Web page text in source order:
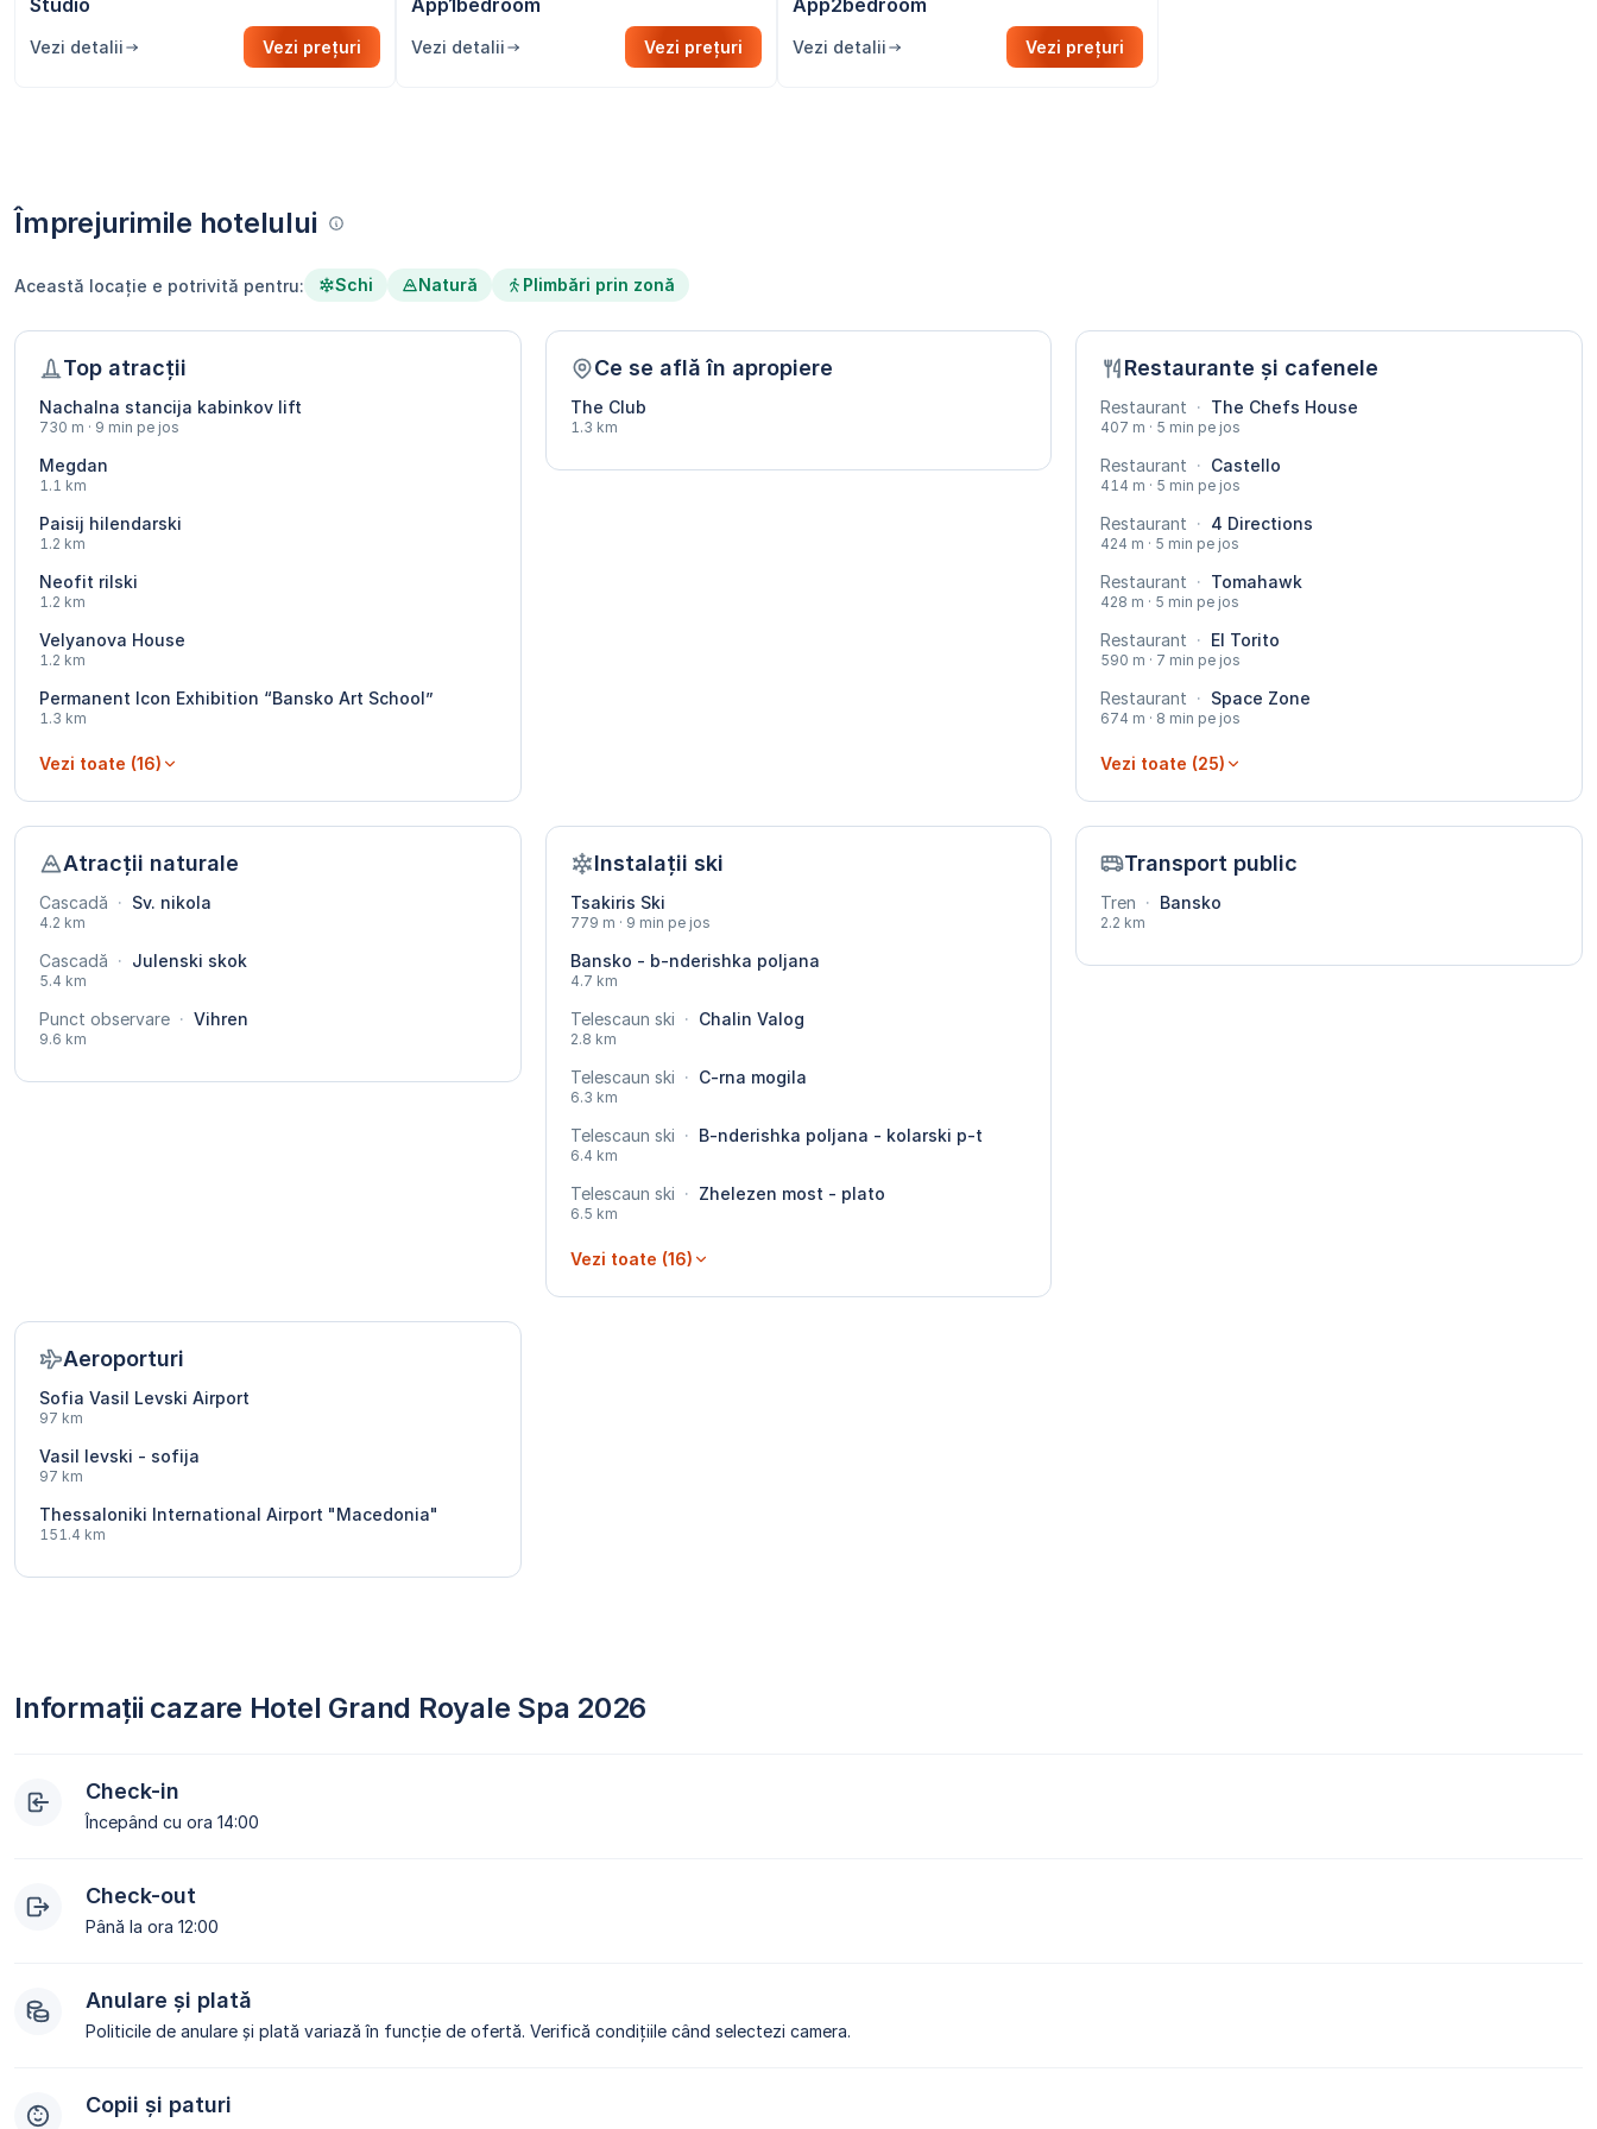
Studio
Vezi detalii Vezi prețuri
App1bedroom
Vezi detalii Vezi prețuri
App2bedroom
Vezi detalii Vezi prețuri
Împrejurimile hotelului
Această locație e potrivită pentru: Schi Natură Plimbări prin zonă
Top atracții
Nachalna stancija kabinkov lift
730 m · 9 min pe jos
Megdan
1.1 km
Paisij hilendarski
1.2 km
Neofit rilski
1.2 km
Velyanova House
1.2 km
Permanent Icon Exhibition “Bansko Art School”
1.3 km
Vezi toate (16)
Ce se află în apropiere
The Club
1.3 km
Restaurante și cafenele
Restaurant · The Chefs House
407 m · 5 min pe jos
Restaurant · Castello
414 m · 5 min pe jos
Restaurant · 4 Directions
424 m · 5 min pe jos
Restaurant · Tomahawk
428 m · 5 min pe jos
Restaurant · El Torito
590 m · 7 min pe jos
Restaurant · Space Zone
674 m · 8 min pe jos
Vezi toate (25)
Atracții naturale
Cascadă · Sv. nikola
4.2 km
Cascadă · Julenski skok
5.4 km
Punct observare · Vihren
9.6 km
Instalații ski
Tsakiris Ski
779 m · 9 min pe jos
Bansko - b-nderishka poljana
4.7 km
Telescaun ski · Chalin Valog
2.8 km
Telescaun ski · C-rna mogila
6.3 km
Telescaun ski · B-nderishka poljana - kolarski p-t
6.4 km
Telescaun ski · Zhelezen most - plato
6.5 km
Vezi toate (16)
Transport public
Tren · Bansko
2.2 km
Aeroporturi
Sofia Vasil Levski Airport
97 km
Vasil levski - sofija
97 km
Thessaloniki International Airport "Macedonia"
151.4 km
Informații cazare Hotel Grand Royale Spa 2026
Check-in
Începând cu ora 14:00
Check-out
Până la ora 12:00
Anulare și plată
Politicile de anulare și plată variază în funcție de ofertă. Verifică condițiile când selectezi camera.
Copii și paturi